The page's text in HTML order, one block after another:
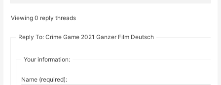
Viewing 0 reply threads
Reply To: Crime Game 2021 Ganzer Film Deutsch
Your information:
Name (required):